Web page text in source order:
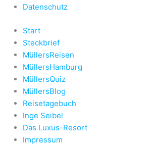
Datenschutz
Start
Steckbrief
MüllersReisen
MüllersHamburg
MüllersQuiz
MüllersBlog
Reisetagebuch
Inge Seibel
Das Luxus-Resort
Impressum